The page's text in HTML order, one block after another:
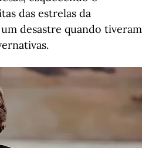
das estrelas da
desastre quando tiveram